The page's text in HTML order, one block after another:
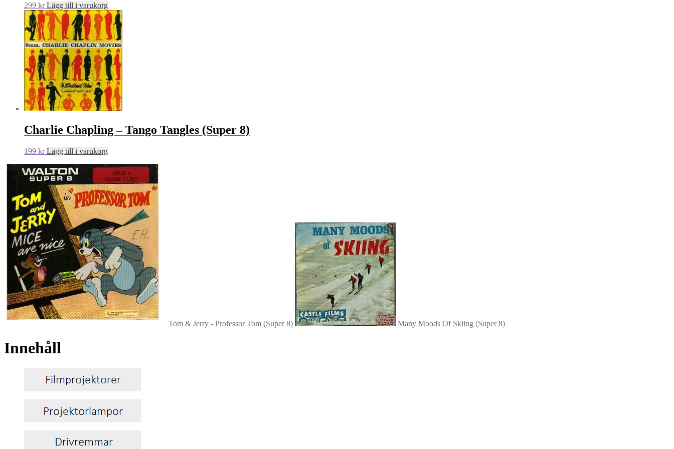
299 kr Lägg till i varukorg
Charlie Chapling – Tango Tangles (Super 8)
199 kr Lägg till i varukorg
Tom & Jerry - Professor Tom (Super 8) Many Moods Of Skiing (Super 8)
Innehåll